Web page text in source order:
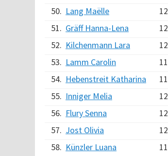
50. Lang Maëlle 12
51. Gräff Hanna-Lena 12
52. Kilchenmann Lara 12
53. Lamm Carolin 11
54. Hebenstreit Katharina 11
55. Inniger Melia 12
56. Flury Senna 12
57. Jost Olivia 12
58. Künzler Luana 11